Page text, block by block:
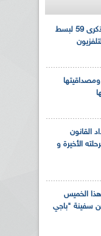
الإذاعة الجزائرية تحي الذكرى 59 لبسط
ومصداقيتها
القانون
الأخيرة و
الخميس
سفينة "باجي